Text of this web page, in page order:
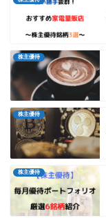
株主優待
株主優待
株主優待